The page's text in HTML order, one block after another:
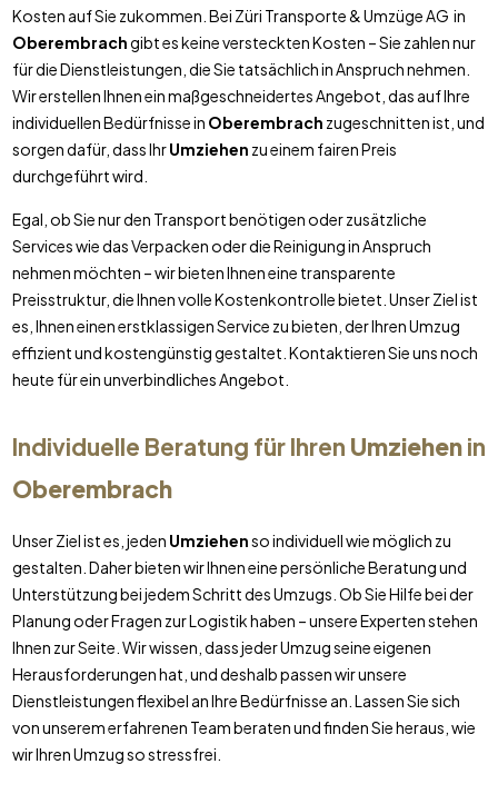
Kosten auf Sie zukommen. Bei Züri Transporte & Umzüge AG in
Oberembrachgibt es keine versteckten Kosten – Sie zahlen nur
für die Dienstleistungen, die Sie tatsächlich in Anspruch nehmen.
Wir erstellen Ihnen ein maßgeschneidertes Angebot, das auf Ihre
individuellen Bedürfnisse in Oberembrach zugeschnitten ist, und
sorgen dafür, dass IhrUmziehen zu einem fairen Preis
durchgeführt wird.
Egal, ob Sie nur den Transport benötigen oder zusätzliche
Services wie das Verpacken oder die Reinigung in Anspruch
nehmen möchten – wir bieten Ihnen eine transparente
Preisstruktur, die Ihnen volle Kostenkontrolle bietet. Unser Ziel ist
es, Ihnen einen erstklassigen Service zu bieten, der Ihren Umzug
effizient und kostengünstig gestaltet. Kontaktieren Sie uns noch
heute für ein unverbindliches Angebot.
Individuelle Beratung für Ihren Umziehenin
Oberembrach
Unser Ziel ist es, jeden Umziehenso individuell wie möglich zu
gestalten. Daher bieten wir Ihnen eine persönliche Beratung und
Unterstützung bei jedem Schritt des Umzugs. Ob Sie Hilfe bei der
Planung oder Fragen zur Logistik haben – unsere Experten stehen
Ihnen zur Seite. Wir wissen, dass jeder Umzug seine eigenen
Herausforderungen hat, und deshalb passen wir unsere
Dienstleistungen flexibel an Ihre Bedürfnisse an. Lassen Sie sich
von unserem erfahrenen Team beraten und finden Sie heraus, wie
wir Ihren Umzug so stressfrei.